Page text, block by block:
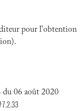
pour l'obtention
du 06 août 2020